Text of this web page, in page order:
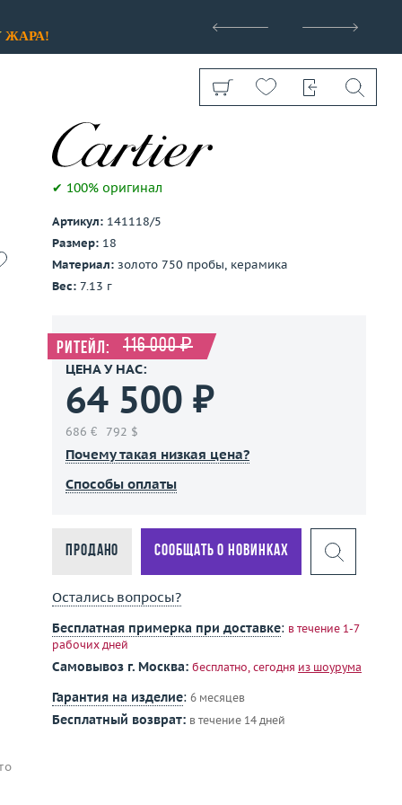
ЖАРА!
Показать все
✔ 100% оригинал
Артикул: 141118/5
Размер: 18
Материал: золото 750 пробы, керамика
Вес: 7.13 г
Ритейл: 116 000 ₽
ЦЕНА У НАС:
64 500 ₽
686 € 792 $
Почему такая низкая цена?
Способы оплаты
Продано Сообщать о новинках
Остались вопросы?
Бесплатная примерка при доставке: в течение 1-7
рабочих дней
Самовывоз г. Москва: бесплатно, сегодня из шоурума
Гарантия на изделие: 6 месяцев
Бесплатный возврат: в течение 14 дней